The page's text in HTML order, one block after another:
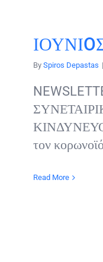
By Spiros Depastas |
τον
Read More